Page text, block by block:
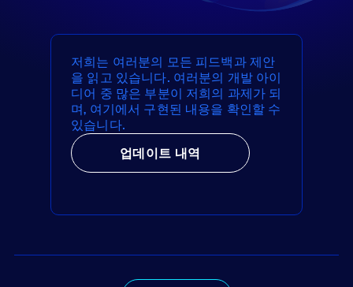
저희는 여러분의 모든 피드백과 제안
을 읽고 있습니다. 여러분의 개발 아이
디어 중 많은 부분이 저희의 과제가 되
며, 여기에서 구현된 내용을 확인할 수
있습니다.
업데이트 내역